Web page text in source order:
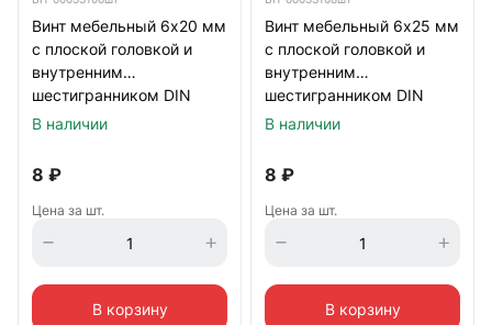
Винт мебельный 6х20 мм
с плоской головкой и
внутренним
шестигранником DIN
7420, оцинкованный
В наличии
8 ₽
Цена за шт.
В корзину
Винт мебельный 6х25 мм
с плоской головкой и
внутренним
шестигранником DIN
7420, оцинкованный
В наличии
8 ₽
Цена за шт.
В корзину